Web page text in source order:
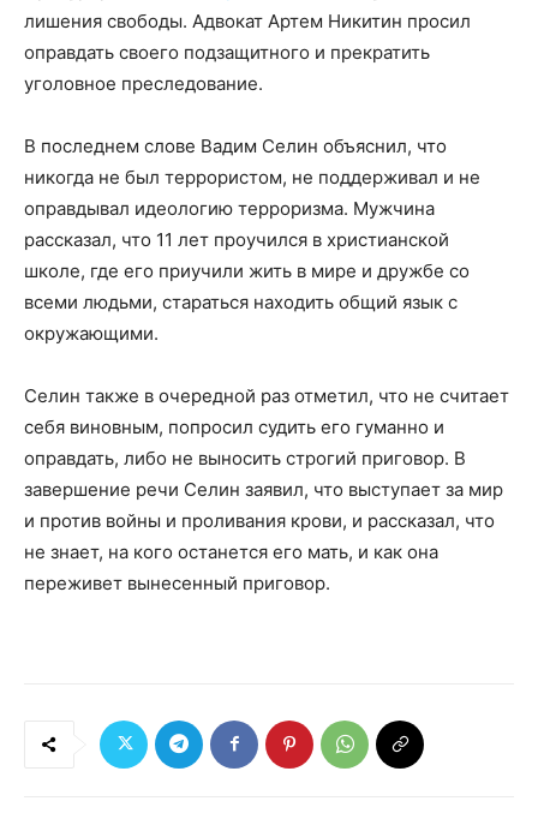
лишения свободы. Адвокат Артем Никитин просил
оправдать своего подзащитного и прекратить
уголовное преследование.
В последнем слове Вадим Селин объяснил, что
никогда не был террористом, не поддерживал и не
оправдывал идеологию терроризма. Мужчина
рассказал, что 11 лет проучился в христианской
школе, где его приучили жить в мире и дружбе со
всеми людьми, стараться находить общий язык с
окружающими.
Селин также в очередной раз отметил, что не считает
себя виновным, попросил судить его гуманно и
оправдать, либо не выносить строгий приговор. В
завершение речи Селин заявил, что выступает за мир
и против войны и проливания крови, и рассказал, что
не знает, на кого останется его мать, и как она
переживет вынесенный приговор.